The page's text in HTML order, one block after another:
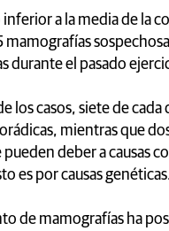
inferior a la media de la
mamografías
durante el pasado
los casos, siete de
mientras que
deber a causas
es por causas
de mamografías ha